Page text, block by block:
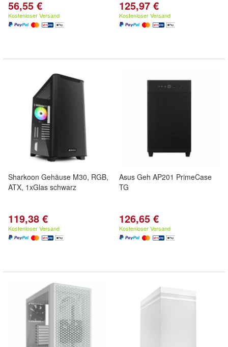
56,55 €
Kostenloser Versand
125,97 €
Kostenloser Versand
Sharkoon Gehäuse M30, RGB,
ATX, 1xGlas schwarz
119,38 €
Kostenloser Versand
Asus Geh AP201 PrimeCase
TG
126,65 €
Kostenloser Versand